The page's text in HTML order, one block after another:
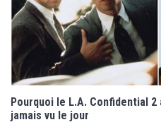
Pourquoi le L.A. Confidential 2
jamais vu le jour